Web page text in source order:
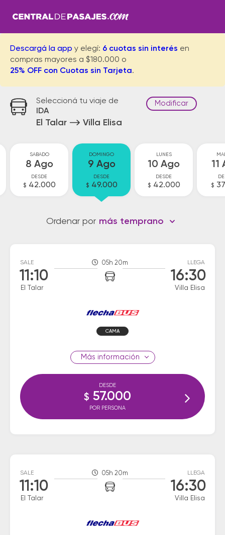
Descargá la app y elegí: 6 cuotas sin interés en
compras mayores a $180.000 o
25% OFF con Cuotas sin Tarjeta.
Seleccioná tu viaje de
IDA
El Talar Villa Elisa
Modificar
SABADO
8 Ago
DESDE
$ 42.000
DOMINGO
9 Ago
DESDE
$ 49.000
LUNES
10 Ago
DESDE
$ 42.000
11
$
Ordenar por más temprano
SALE
11:10
El Talar
05h 20m LLEGA
16:30
Villa Elisa
CAMA
información
DESDE
$ 57.000
POR PERSONA
SALE
11:10
El Talar
05h 20m LLEGA
16:30
Villa Elisa